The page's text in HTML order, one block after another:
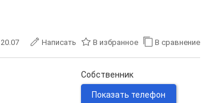
20.07 Написать В избранное В сравнение
Собственник
Показать телефон